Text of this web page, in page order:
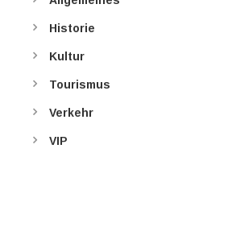
Historie
Kultur
Tourismus
Verkehr
VIP